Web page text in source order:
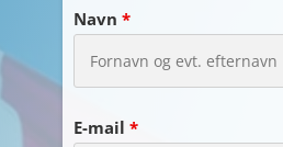
Navn*
E-mail*